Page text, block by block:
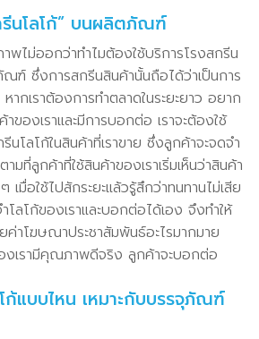
นโลโก้” บนผลิตภัณฑ์
พไม่ออกว่าทำไมต้องใช้บริการโรงสกรีน
ฑ์ ซึ่งการสกรีนสินค้านั้นถือได้ว่าเป็นการ
กเราต้องการทำตลาดในระยะยาว อยาก
ของเราและมีการบอกต่อ เราจะต้องใช้
นโลโก้ในสินค้าที่เราขาย ซึ่งลูกค้าจะจดจำ
ามที่ลูกค้าที่ใช้สินค้าของเราเริ่มเห็นว่าสินค้า
มื่อใช้ไปสักระยะแล้วรู้สึกว่าทนทานไม่เสีย
ลโก้ของเราและบอกต่อได้เอง จึงทำให้
ยค่าโฆษณาประชาสัมพันธ์อะไรมากมาย
งเรามีคุณภาพดีจริง ลูกค้าจะบอกต่อ
ก้แบบไหน เหมาะกับบรรจุภัณฑ์